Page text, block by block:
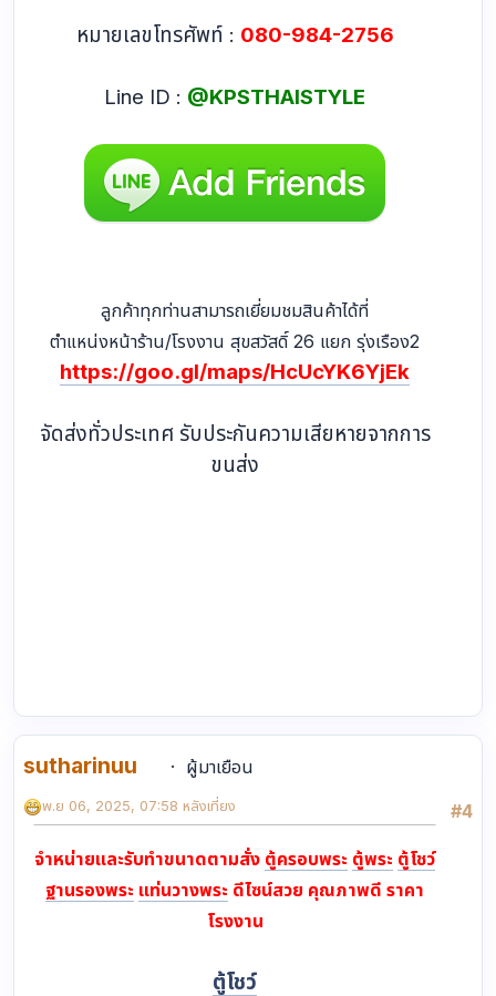
หมายเลขโทรศัพท์ : 080-984-2756
Line ID : @KPSTHAISTYLE
ลูกค้าทุกท่านสามารถเยี่ยมชมสินค้าได้ที่
ตำแหน่งหน้าร้าน/โรงงาน สุขสวัสดิ์ 26 แยก รุ่งเรือง2
https://goo.gl/maps/HcUcYK6YjEk
จัดส่งทั่วประเทศ รับประกันความเสียหายจากการ
ขนส่ง
sutharinuu
ผู้มาเยือน
#4
พ.ย 06, 2025, 07:58 หลังเที่ยง
จำหน่ายและรับทำขนาดตามสั่ง ตู้ครอบพระ ตู้พระ ตู้โชว์
ฐานรองพระ แท่นวางพระ ดีไซน์สวย คุณภาพดี ราคา
โรงงาน
ตู้โชว์